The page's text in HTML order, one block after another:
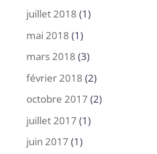
juillet 2018 (1)
mai 2018 (1)
mars 2018 (3)
février 2018 (2)
octobre 2017 (2)
juillet 2017 (1)
juin 2017 (1)